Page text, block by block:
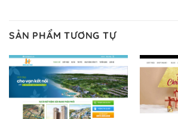
Dễ dàng lựa chọn Hosting cho website
– Bảo mật cực tốt
Vì WordPress hiện là nền tảng xây
blog lớn nhất trên thế giới, quan
SẢN PHẨM TƯƠNG TỰ